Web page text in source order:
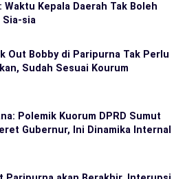
Waktu Kepala Daerah Tak Boleh
Sia-sia
Out Bobby di Paripurna Tak Perlu
Sudah Sesuai Kourum
Polemik Kuorum DPRD Sumut
Gubernur, Ini Dinamika Internal